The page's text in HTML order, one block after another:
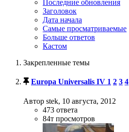
Последние обновления
Заголовок
Дата начала
Самые просматриваемые
Больше ответов
Кастом
Закрепленные темы
Europa Universalis IV 1 2 3 4
Автор stek, 10 августа, 2012
473 ответа
84т просмотров